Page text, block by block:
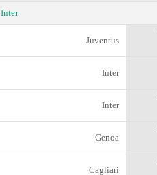
Inter
Juventus
Inter
Inter
Genoa
Cagliari